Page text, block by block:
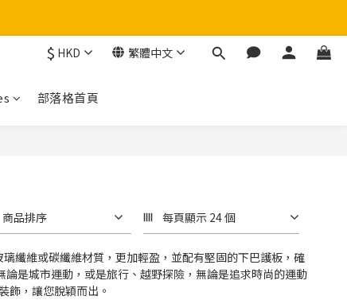
$ HKD 繁體中文
部落格首頁
商品排序 每頁顯示 24 個
纖維或碳纖維材質，更加輕盈，並配有堅固的下巴護板，確
是城市運動，或是旅行、越野探險，無論是追求時尚的運動
飾，讓您脫穎而出。